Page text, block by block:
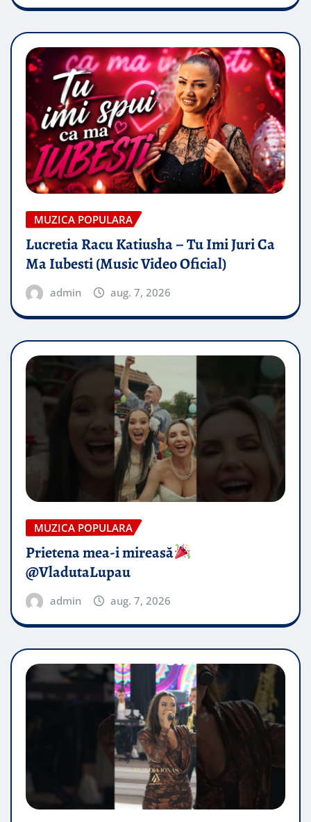
MUZICA POPULARA
Lucretia Racu Katiusha – Tu Imi Juri Ca
Ma Iubesti (Music Video Oficial)
admin aug. 7, 2026
MUZICA POPULARA
Prietena mea-i mireasă​
@VladutaLupau
admin aug. 7, 2026